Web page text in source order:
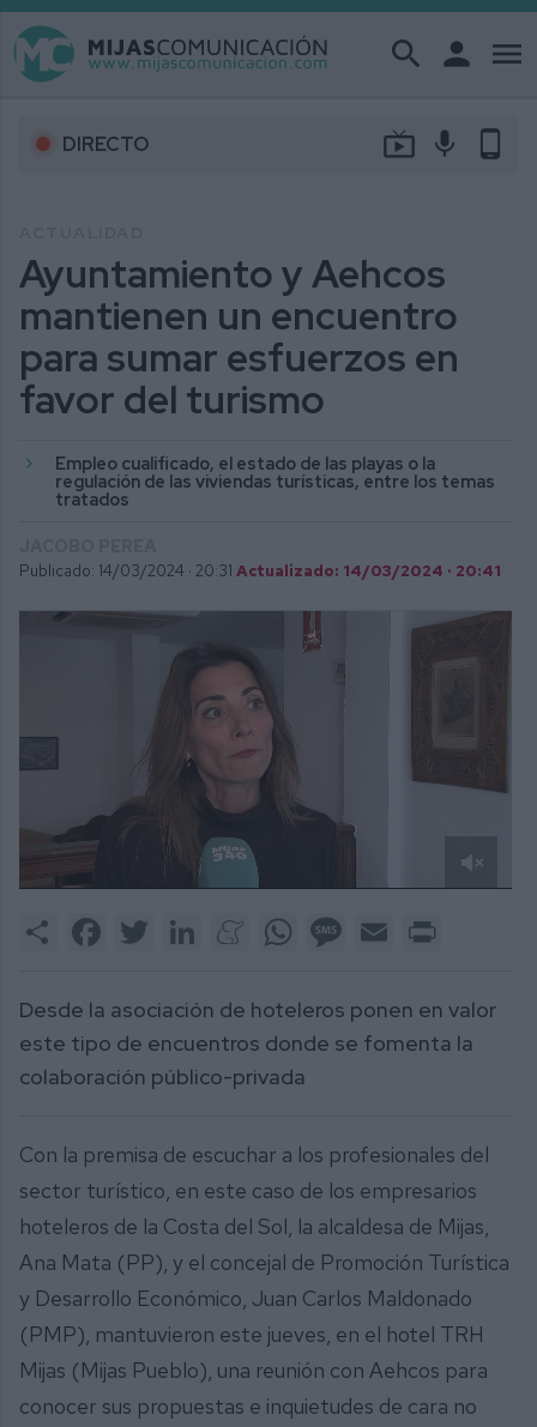
search person menu
DIRECTO live_tv mic phone_android
Ayuntamiento y Aehcos
mantienen un encuentro
para sumar esfuerzos en
favor del turismo
Empleo cualificado, el estado de las playas o la
regulación de las viviendas turísticas, entre los temas
tratados
Publicado: 14/03/2024 · 20:31 Actualizado: 14/03/2024 · 20:41
2
Share FacebookTwitter LinkedInMeneameWhatsAppMessage
Email
Desde la asociación de hoteleros ponen en valor
este tipo de encuentros donde se fomenta la
colaboración público-privada
Con la premisa de escuchar a los profesionales del
sector turístico, en este caso de los empresarios
hoteleros de la Costa del Sol, la alcaldesa de Mijas,
Ana Mata (PP), y el concejal de Promoción Turística
y Desarrollo Económico, Juan Carlos Maldonado
(PMP), mantuvieron este jueves, en el hotel TRH
Mijas (Mijas Pueblo), una reunión con Aehcos para
conocer sus propuestas e inquietudes de cara no